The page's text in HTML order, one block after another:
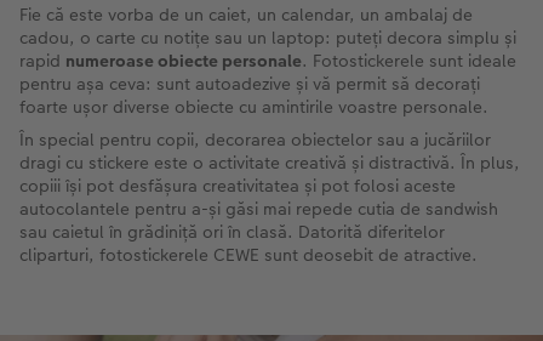
Fie că este vorba de un caiet, un calendar, un ambalaj de
cadou, o carte cu notițe sau un laptop: puteți decora simplu și
rapid numeroase obiecte personale. Fotostickerele sunt ideale
pentru așa ceva: sunt autoadezive și vă permit să decorați
foarte ușor diverse obiecte cu amintirile voastre personale.
În special pentru copii, decorarea obiectelor sau a jucăriilor
dragi cu stickere este o activitate creativă și distractivă. În plus,
copiii își pot desfășura creativitatea și pot folosi aceste
autocolantele pentru a-și găsi mai repede cutia de sandwish
sau caietul în grădiniță ori în clasă. Datorită diferitelor
cliparturi, fotostickerele CEWE sunt deosebit de atractive.